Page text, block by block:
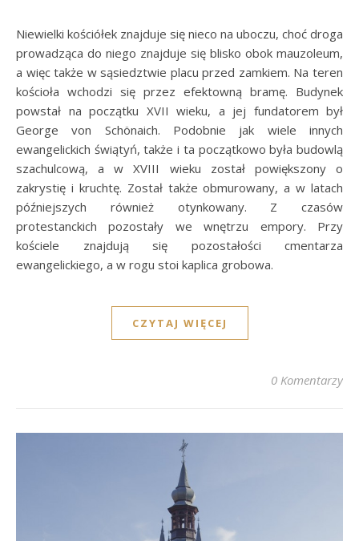
Niewielki kościółek znajduje się nieco na uboczu, choć droga
prowadząca do niego znajduje się blisko obok mauzoleum,
a więc także w sąsiedztwie placu przed zamkiem. Na teren
kościoła wchodzi się przez efektowną bramę. Budynek
powstał na początku XVII wieku, a jej fundatorem był
George von Schönaich. Podobnie jak wiele innych
ewangelickich świątyń, także i ta początkowo była budowlą
szachulcową, a w XVIII wieku został powiększony o
zakrystię i kruchtę. Został także obmurowany, a w latach
późniejszych również otynkowany. Z czasów
protestanckich pozostały we wnętrzu empory. Przy
kościele znajdują się pozostałości cmentarza
ewangelickiego, a w rogu stoi kaplica grobowa.
CZYTAJ WIĘCEJ
0 Komentarzy